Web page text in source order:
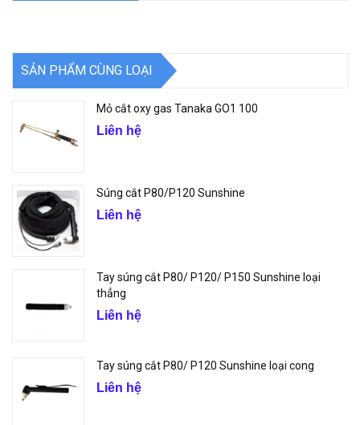
SẢN PHẨM CÙNG LOẠI
Mỏ cắt oxy gas Tanaka GO1 100
Liên hệ
Súng cắt P80/P120 Sunshine
Liên hệ
Tay súng cắt P80/ P120/ P150 Sunshine loại
thẳng
Liên hệ
Tay súng cắt P80/ P120 Sunshine loại cong
Liên hệ